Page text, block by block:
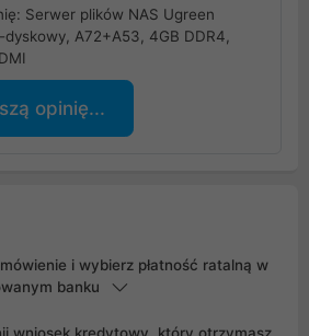
Serwer plików NAS Ugreen
A72+A53, 4GB DDR4,
opinię...
i wybierz płatność ratalną w
banku